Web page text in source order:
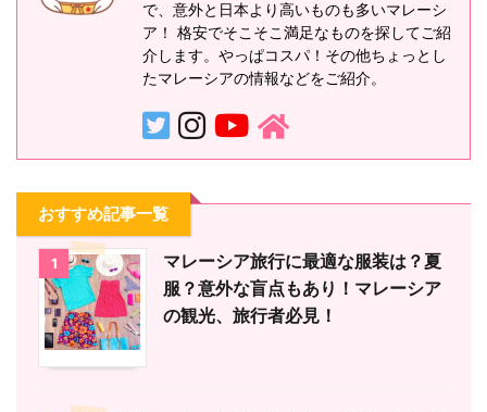
で、意外と日本より高いものも多いマレーシ
ア！ 格安でそこそこ満足なものを探してご紹
介します。やっぱコスパ！その他ちょっとし
たマレーシアの情報などをご紹介。
おすすめ記事一覧
1
マレーシア旅行に最適な服装は？夏
服？意外な盲点もあり！マレーシア
の観光、旅行者必見！